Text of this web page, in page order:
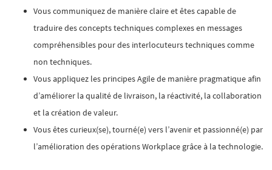
Vous communiquez de manière claire et êtes capable de
traduire des concepts techniques complexes en messages
compréhensibles pour des interlocuteurs techniques comme
non techniques.
Vous appliquez les principes Agile de manière pragmatique afin
d’améliorer la qualité de livraison, la réactivité, la collaboration
et la création de valeur.
Vous êtes curieux(se), tourné(e) vers l’avenir et passionné(e) par
l’amélioration des opérations Workplace grâce à la technologie.